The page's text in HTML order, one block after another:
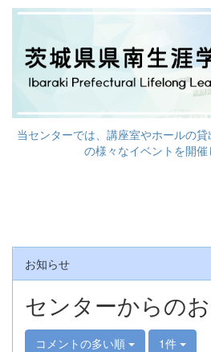
当センターでは、講座室やホールの
の様々なイベントを開催
お知らせ
センターからの
コメントの多い順 1件